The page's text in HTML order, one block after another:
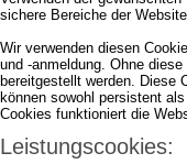
sichere Bereiche der Website.
Wir verwenden diesen
und -anmeldung. Ohne
bereitgestellt werden. Diese
können sowohl persistent
Cookies funktioniert die
Leistungscookies: